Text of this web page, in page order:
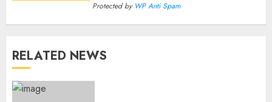
Protected by WP Anti Spam
RELATED NEWS